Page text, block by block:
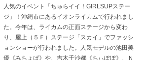
人気のイベント「ちゅらイイ！GIRLSUPステー
ジ」！沖縄市にあるイオンライカムで行われまし
た。今年は、ライカムの正面ステージから変わ
り、屋上（５Ｆ）ステージ「スカイ」でファッシ
ョンショーが行われました。人気モデルの池田美
優《みちょぱ》や、吉木千沙都《ちぃぽぽ》、Ｎ